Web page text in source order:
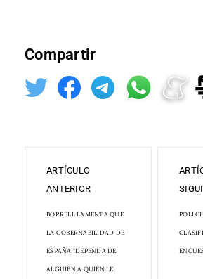
Compartir
ARTÍCULO
ANTERIOR
BORRELL LAMENTA QUE
LA GOBERNABILIDAD DE
ESPAÑA "DEPENDA DE
ALGUIEN A QUIEN LE